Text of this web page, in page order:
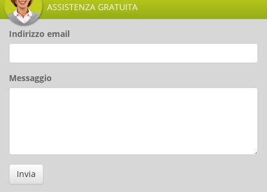
ASSISTENZA GRATUITA
Indirizzo email
Messaggio
Invia